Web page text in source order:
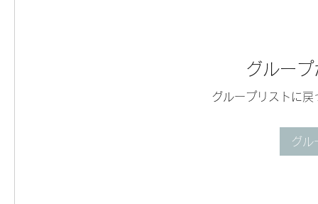
グルー
グループリストに
グル